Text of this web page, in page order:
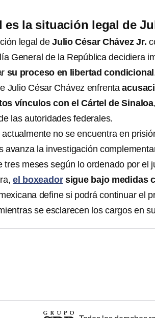
es la situación legal de
legal de Julio César Chávez Jr.
General de la República decidiera
su proceso en libertad condicional
Julio César Chávez enfrenta
vínculos con el Cártel de Sinaloa
las autoridades federales.
no se encuentra en
avanza la investigación
tres meses según lo ordenado por el
el boxeadorsigue bajo medidas
define si podrá continuar el
se esclarecen los cargos en